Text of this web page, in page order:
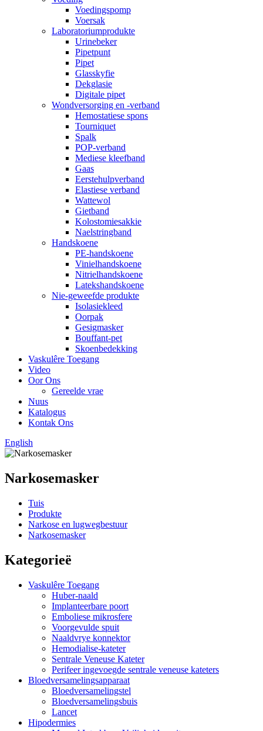
Voedingspomp
Voersak
Laboratoriumprodukte
Urinebeker
Pipetpunt
Pipet
Glasskyfie
Dekglasie
Digitale pipet
Wondversorging en -verband
Hemostatiese spons
Tourniquet
Spalk
POP-verband
Mediese kleefband
Gaas
Eerstehulpverband
Elastiese verband
Wattewol
Gietband
Kolostomiesakkie
Naelstringband
Handskoene
PE-handskoene
Vinielhandskoene
Nitrielhandskoene
Latekshandskoene
Nie-geweefde produkte
Isolasiekleed
Oorpak
Gesigmasker
Bouffant-pet
Skoenbedekking
Vaskulêre Toegang
Video
Oor Ons
Gereelde vrae
Nuus
Katalogus
Kontak Ons
English
Narkosemasker
Tuis
Produkte
Narkose en lugwegbestuur
Narkosemasker
Kategorieë
Vaskulêre Toegang
Huber-naald
Implanteerbare poort
Emboliese mikrosfere
Voorgevulde spuit
Naaldvrye konnektor
Hemodialise-kateter
Sentrale Veneuse Kateter
Perifeer ingevoegde sentrale veneuse kateters
Bloedversamelingsapparaat
Bloedversamelingstel
Bloedversamelingsbuis
Lancet
Hipodermies